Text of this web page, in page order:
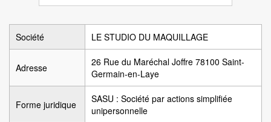
Société LE STUDIO DU MAQUILLAGE
Adresse
26 Rue du Maréchal Joffre 78100 Saint-
Germain-en-Laye
Forme juridique
SASU : Société par actions simplifiée
unipersonnelle